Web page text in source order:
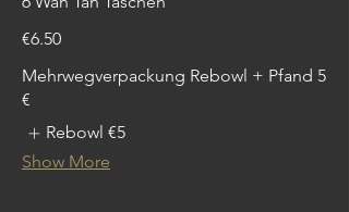
€6.50
Mehrwegverpackung Rebowl + Pfand 5
€
Rebowl €5
Show More